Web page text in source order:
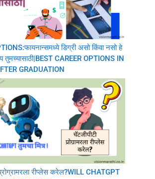
डिग्री असो किंवा नसो हे
तुमच्यासाठी|BEST CAREER OPTIONS IN
GRADUATION
रीप्लेस करेल?WILL CHATGPT